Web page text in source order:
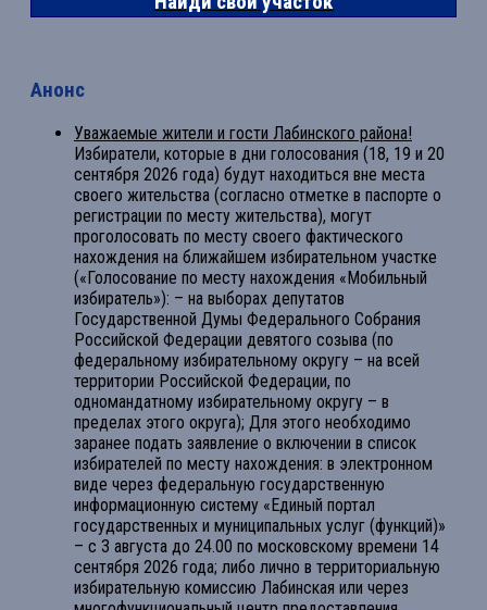
Анонс
Уважаемые жители и гости Лабинского района!
Избиратели, которые в дни голосования (18, 19 и 20
сентября 2026 года) будут находиться вне места
своего жительства (согласно отметке в паспорте о
регистрации по месту жительства), могут
проголосовать по месту своего фактического
нахождения на ближайшем избирательном участке
(«Голосование по месту нахождения «Мобильный
избиратель»): – на выборах депутатов
Государственной Думы Федерального Собрания
Российской Федерации девятого созыва (по
федеральному избирательному округу – на всей
территории Российской Федерации, по
одномандатному избирательному округу – в
пределах этого округа); Для этого необходимо
заранее подать заявление о включении в список
избирателей по месту нахождения: в электронном
виде через федеральную государственную
информационную систему «Единый портал
государственных и муниципальных услуг (функций)»
– с 3 августа до 24.00 по московскому времени 14
сентября 2026 года; либо лично в территориальную
избирательную комиссию Лабинская или через